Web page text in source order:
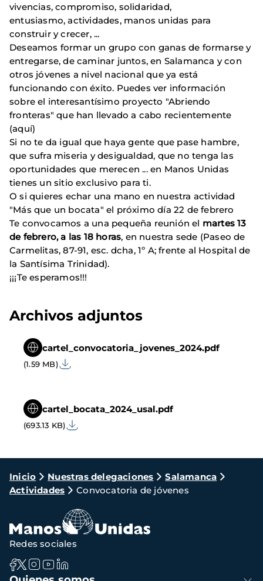
vivencias, compromiso, solidaridad,
entusiasmo, actividades, manos unidas para
construir y crecer, ...
Deseamos formar un grupo con ganas de formarse y
entregarse, de caminar juntos, en Salamanca y con
otros jóvenes a nivel nacional que ya está
funcionando con éxito. Puedes ver información
sobre el interesantísimo proyecto "Abriendo
fronteras" que han llevado a cabo recientemente
(aquí)
Si no te da igual que haya gente que pase hambre,
que sufra miseria y desigualdad, que no tenga las
oportunidades que merecen ... en Manos Unidas
tienes un sitio exclusivo para ti.
O si quieres echar una mano en nuestra actividad
"Más que un bocata" el próximo día 22 de febrero
Te convocamos a una pequeña reunión el martes 13
de febrero, a las 18 horas, en nuestra sede (Paseo de
Carmelitas, 87-91, esc. dcha, 1º A; frente al Hospital de
la Santísima Trinidad).
¡¡¡Te esperamos!!!
Archivos adjuntos
cartel_convocatoria_jovenes_2024.pdf
(1.59 MB)
cartel_bocata_2024_usal.pdf
(693.13 KB)
Ruta
de
navegación
Inicio Nuestras delegaciones
Salamanca
Actividades
Convocatoria de jóvenes
Navegación
Redes sociales